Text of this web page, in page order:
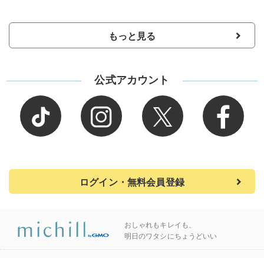
もっと見る
公式アカウント
ログイン・無料会員登録
おしゃれもキレイも、
明日のワタシにちょうどいい